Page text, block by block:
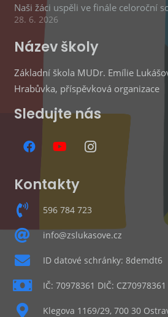
Naši žáci uspěli ve finále celoroční
28. 6. 2026
Název školy
Základní škola MUDr. Emílie
Hrabůvka, příspěvková organizace
Sledujte nás
Kontakty
596 784 723
info@zslukasove.cz
ID datové schránky: 8demdt6
IČ: 70978361 DIČ: CZ70978361
Klegova 1169/29, 700 30